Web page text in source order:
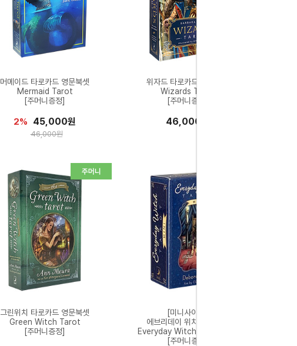
머메이드 타로카드 영문북셋
Mermaid Tarot
[주머니증정]
2% 45,000원
46,000원
위자드 타로카드 영문북셋
Wizards Tarot
[주머니증정]
46,000원
그린위치 타로카드 영문북셋
Green Witch Tarot
[주머니증정]
[미니사이즈]
에브리데이 위치 타로카드
Everyday Witch Tarot Mini
[주머니증정]